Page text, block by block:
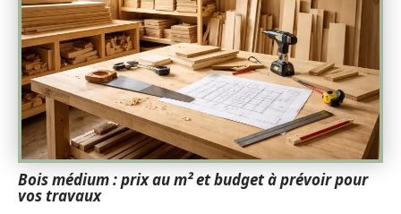
Bois médium : prix au m² et budget à prévoir pour
vos travaux